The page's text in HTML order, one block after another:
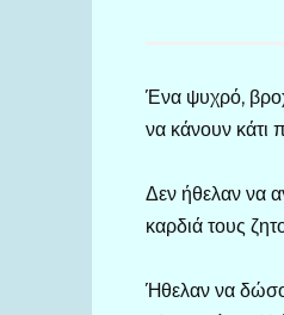
Ένα ψυχρό,
να κάνουν κάτι
Δεν ήθελαν να
καρδιά τους
Ήθελαν να